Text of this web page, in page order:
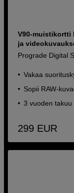
V90-muistikortti
ja
Prograde Digital
Vakaa
Sopii RAW-
3 vuoden takuu
299 EUR